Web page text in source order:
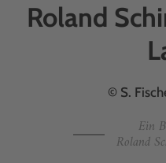
Roland
© S.
Ein
Roland